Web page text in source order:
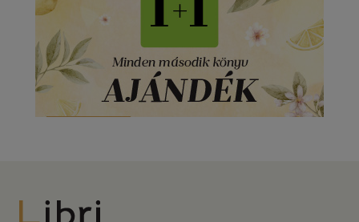
Libri